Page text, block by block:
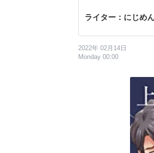
ライター：にじめ
2022年 02月14日
Monday 00:00